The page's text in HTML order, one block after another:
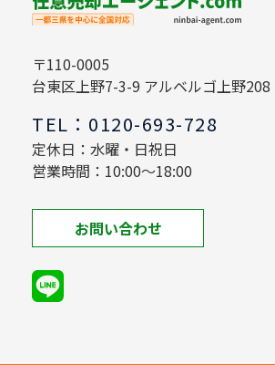
〒110-0005
台東区上野7-3-9 アルベルゴ上野208
TEL：0120-693-728
定休日：水曜・日祝日
営業時間：10:00～18:00
お問い合わせ